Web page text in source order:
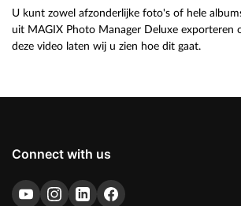
U kunt zowel afzonderlijke foto's of hele
uit MAGIX Photo Manager Deluxe exporteren
deze video laten wij u zien hoe dit gaat.
Connect with us